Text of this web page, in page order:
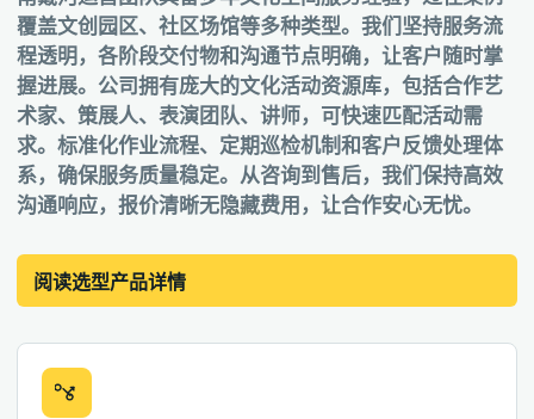
覆盖文创园区、社区场馆等多种类型。我们坚持服务流
程透明，各阶段交付物和沟通节点明确，让客户随时掌
握进展。公司拥有庞大的文化活动资源库，包括合作艺
术家、策展人、表演团队、讲师，可快速匹配活动需
求。标准化作业流程、定期巡检机制和客户反馈处理体
系，确保服务质量稳定。从咨询到售后，我们保持高效
沟通响应，报价清晰无隐藏费用，让合作安心无忧。
阅读选型产品详情